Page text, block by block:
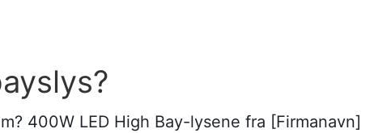
400W LED High Bay-lysene fra [Firmanavn]